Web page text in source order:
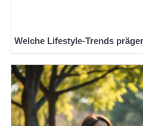
Welche Lifestyle-Trends